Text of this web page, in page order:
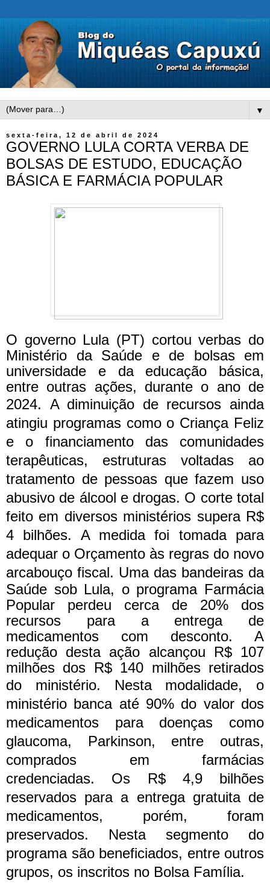
▼
sexta-feira, 12 de abril de 2024
GOVERNO LULA CORTA VERBA DE
BOLSAS DE ESTUDO, EDUCAÇÃO
BÁSICA E FARMÁCIA POPULAR
O governo Lula (PT) cortou verbas do
Ministério da Saúde e de bolsas em
universidade e da educação básica,
entre outras ações, durante o ano de
2024. A diminuição de recursos ainda
atingiu programas como o Criança Feliz
e o financiamento das comunidades
terapêuticas, estruturas voltadas ao
tratamento de pessoas que fazem uso
abusivo de álcool e drogas. O corte total
feito em diversos ministérios supera R$
4 bilhões. A medida foi tomada para
adequar o Orçamento às regras do novo
arcabouço fiscal. Uma das bandeiras da
Saúde sob Lula, o programa Farmácia
Popular perdeu cerca de 20% dos
recursos para a entrega de
medicamentos com desconto. A
redução desta ação alcançou R$ 107
milhões dos R$ 140 milhões retirados
do ministério. Nesta modalidade, o
ministério banca até 90% do valor dos
medicamentos para doenças como
glaucoma, Parkinson, entre outras,
comprados em farmácias
credenciadas. Os R$ 4,9 bilhões
reservados para a entrega gratuita de
medicamentos, porém, foram
preservados. Nesta segmento do
programa são beneficiados, entre outros
grupos, os inscritos no Bolsa Família.